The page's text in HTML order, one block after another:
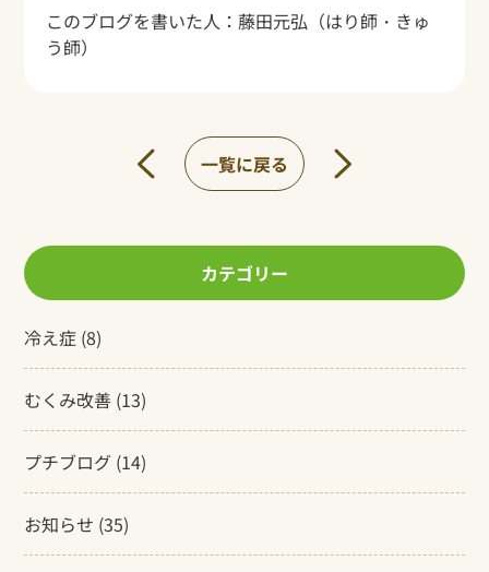
このブログを書いた人： 藤田元弘 （はり師・きゅ
う師）
一覧に戻る
カテゴリー
冷え症 (8)
むくみ改善 (13)
プチブログ (14)
お知らせ (35)